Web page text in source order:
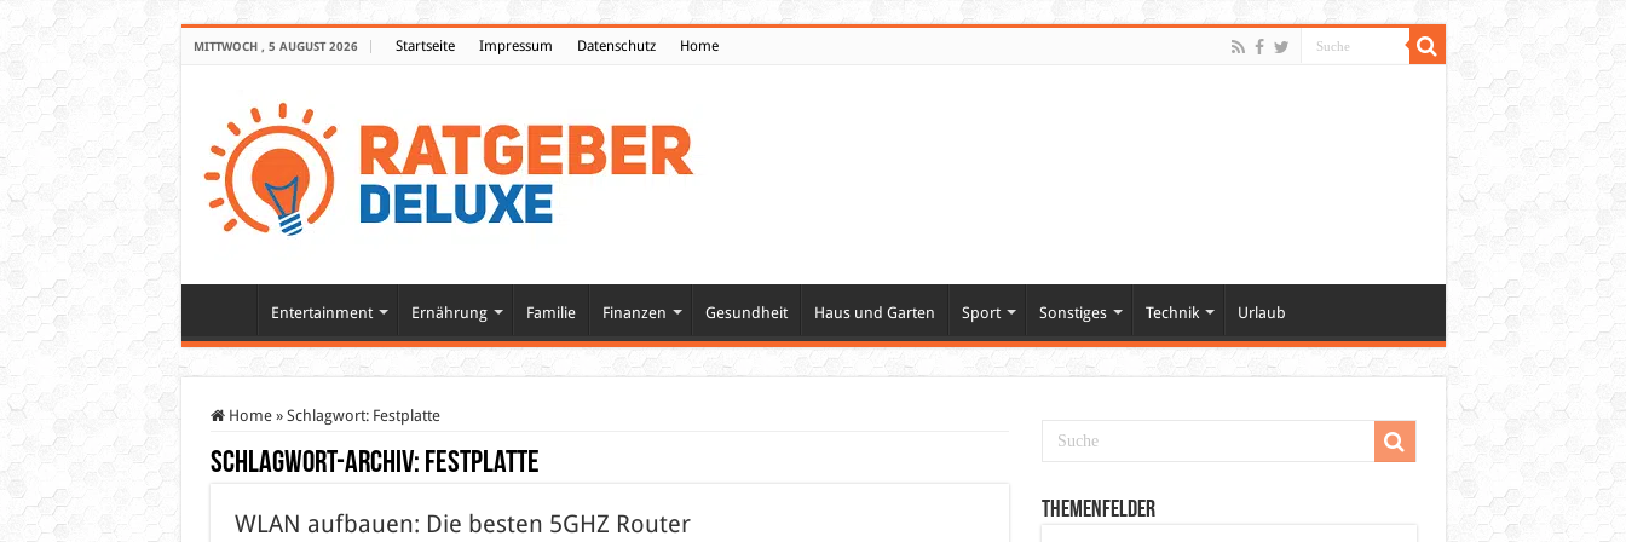
MITTWOCH , 5 AUGUST 2026 Startseite Impressum Datenschutz Home
Entertainment Ernährung Familie Finanzen Gesundheit Haus und Garten Sport Sonstiges Technik Urlaub
Home » Schlagwort: Festplatte
Schlagwort-Archiv: Festplatte
WLAN aufbauen: Die besten 5GHZ Router Themenfelder